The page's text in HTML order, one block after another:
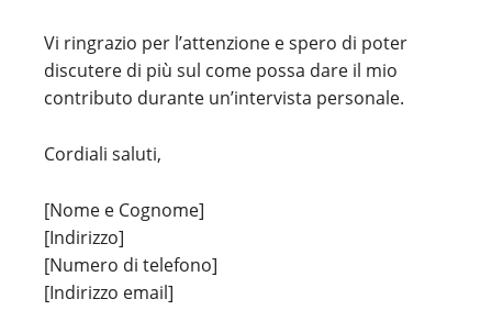
Vi ringrazio per l’attenzione e spero di poter
discutere di più sul come possa dare il mio
contributo durante un’intervista personale.
Cordiali saluti,
[Nome e Cognome]
[Indirizzo]
[Numero di telefono]
[Indirizzo email]